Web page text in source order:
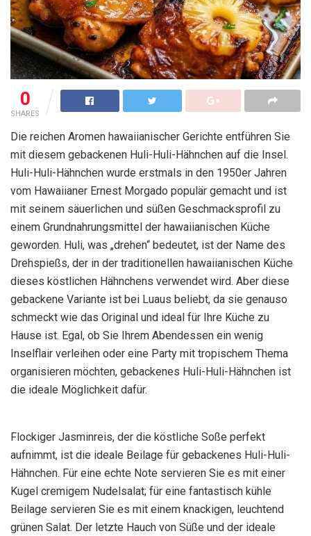
0
SHARES
Die reichen Aromen hawaiianischer Gerichte entführen Sie
mit diesem gebackenen Huli-Huli-Hähnchen auf die Insel.
Huli-Huli-Hähnchen wurde erstmals in den 1950er Jahren
vom Hawaiianer Ernest Morgado populär gemacht und ist
mit seinem säuerlichen und süßen Geschmacksprofil zu
einem Grundnahrungsmittel der hawaiianischen Küche
geworden. Huli, was „drehen“ bedeutet, ist der Name des
Drehspießs, der in der traditionellen hawaiianischen Küche
dieses köstlichen Hähnchens verwendet wird. Aber diese
gebackene Variante ist bei Luaus beliebt, da sie genauso
schmeckt wie das Original und ideal für Ihre Küche zu
Hause ist. Egal, ob Sie Ihrem Abendessen ein wenig
Inselflair verleihen oder eine Party mit tropischem Thema
organisieren möchten, gebackenes Huli-Huli-Hähnchen ist
die ideale Möglichkeit dafür.
Flockiger Jasminreis, der die köstliche Soße perfekt
aufnimmt, ist die ideale Beilage für gebackenes Huli-Huli-
Hähnchen. Für eine echte Note servieren Sie es mit einer
Kugel cremigem Nudelsalat; für eine fantastisch kühle
Beilage servieren Sie es mit einem knackigen, leuchtend
grünen Salat. Der letzte Hauch von Süße und der ideale